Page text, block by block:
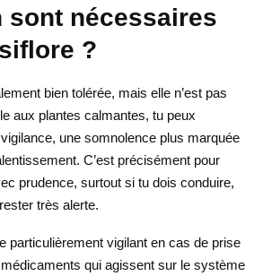
sont nécessaires
?
bien tolérée, mais elle n’est pas
aux plantes calmantes, tu peux
une somnolence plus marquée
C’est précisément pour
prudence, surtout si tu dois conduire,
très alerte.
particulièrement vigilant en cas de prise
qui agissent sur le système